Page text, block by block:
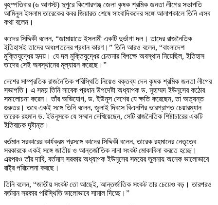
বৃহস্পতিবার (৬ আগস্ট) দুপুরে কিশোরগঞ্জ জেলা কৃষক শ্রমিক জনতা লীগের সভাপতি
আমিনুল ইসলাম তারেকের কবর জিয়ারত শেষে সাংবাদিকদের সঙ্গে আলাপকালে তিনি এসব
কথা বলেন।
কাদের সিদ্দিকী বলেন, “জামায়াতে ইসলামী একটি দুর্ভাগা দল। তাদের রাজনৈতিক
ইতিহাসই তাদের অধঃপতনের প্রধান কারণ।” তিনি আরও বলেন, “বাংলাদেশ
মুক্তিযুদ্ধের হৃদয়। যে দল মুক্তিযুদ্ধের চেতনার বিপক্ষে অবস্থান নিয়েছিল, ইতিহাস
তাদের সেই অবস্থানের মূল্যায়ন করেছে।”
দেশের সাম্প্রতিক রাজনৈতিক পরিস্থিতি নিয়েও বক্তব্য দেন কৃষক শ্রমিক জনতা লীগের
সভাপতি। এ সময় তিনি সাবেক প্রধান উপদেষ্টা অধ্যাপক ড. মুহাম্মদ ইউনূসের কঠোর
সমালোচনা করেন। তাঁর অভিযোগ, ড. ইউনূস দেশের যে ক্ষতি করেছেন, তা অত্যন্ত
গুরুতর। তবে একই সঙ্গে তিনি বলেন, জুলাই দিবসে বিএনপির ভারপ্রাপ্ত চেয়ারম্যান
তারেক রহমান ড. ইউনূসকে যে সম্মান দেখিয়েছেন, সেটি রাজনৈতিক শিষ্টাচারের একটি
ইতিবাচক দৃষ্টান্ত।
বর্তমান সরকারের কার্যক্রম প্রসঙ্গে কাদের সিদ্দিকী বলেন, তারেক রহমানের নেতৃত্বে
সরকারকে একই সঙ্গে জাতীয় ও আন্তর্জাতিক নানা সংকট মোকাবিলা করতে হচ্ছে।
এরপরও তাঁর দাবি, বর্তমান সরকার অধ্যাপক ইউনূসের সময়ের তুলনায় অনেক ভালোভাবে
রাষ্ট্র পরিচালনা করছে।
তিনি বলেন, “জাতীয় সংকট তো আছেই, আন্তর্জাতিক সংকট তার চেয়েও বড়। তারপরও
বর্তমান সরকার পরিস্থিতি ভালোভাবে সামাল দিচ্ছে।”